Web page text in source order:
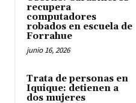
recupera
computadores
robados en escuela de
Forrahue
junio 16, 2026
Trata de personas en
Iquique: detienen a
dos mujeres